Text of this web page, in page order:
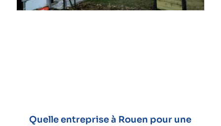
Quelle entreprise à Rouen pour une